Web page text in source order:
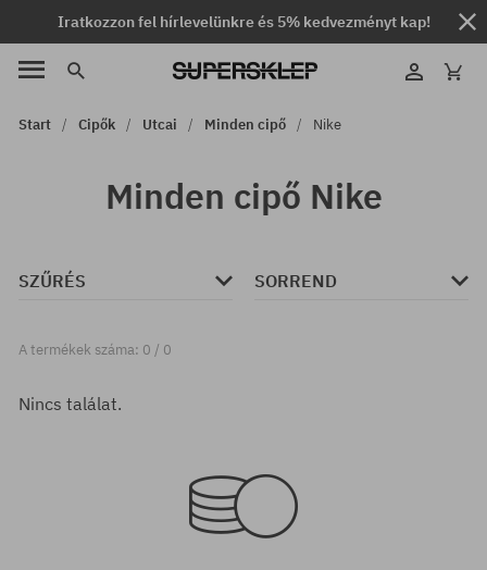
Iratkozzon fel hírlevelünkre és 5% kedvezményt kap!
Start Cipők Utcai Minden cipő Nike
Minden cipő Nike
SZŰRÉS SORREND
A termékek száma: 0 / 0
Nincs találat.